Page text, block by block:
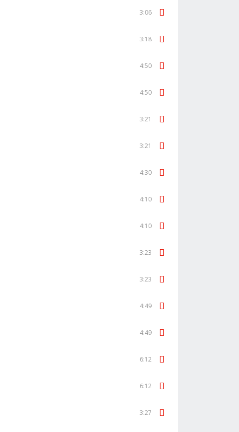
3:06
3:18
4:50
4:50
3:21
3:21
4:30
4:10
4:10
3:23
3:23
4:49
4:49
6:12
6:12
3:27